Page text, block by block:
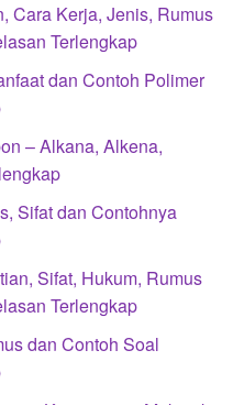
Cara Kerja, Jenis, Rumus
Terlengkap
dan Contoh Polimer
– Alkana, Alkena,
Sifat dan Contohnya
Sifat, Hukum, Rumus
Terlengkap
dan Contoh Soal